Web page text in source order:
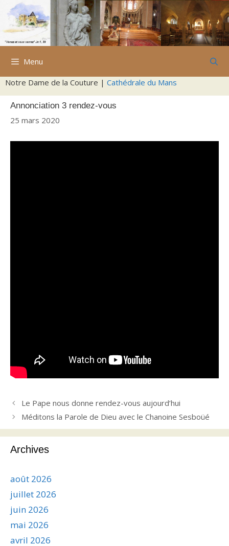
Aller
contenu
Menu
Notre Dame de la Couture | Cathédrale du Mans
Annonciation 3 rendez-vous
25 mars 2020
Le Pape nous donne rendez-vous aujourd’hui
Méditons la Parole de Dieu avec le Chanoine Sesboüé
Archives
août 2026
juillet 2026
juin 2026
mai 2026
avril 2026